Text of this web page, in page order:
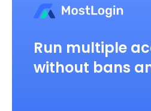
Run multiple
without bans